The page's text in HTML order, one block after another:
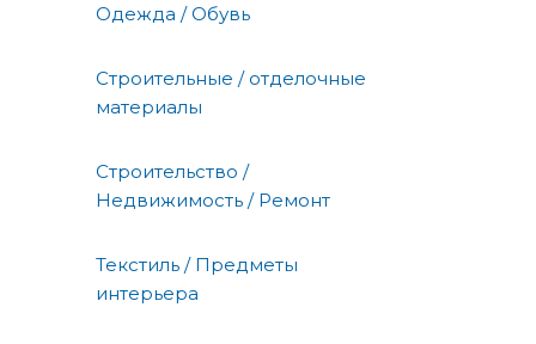
Одежда / Обувь
Строительные / отделочные
материалы
Строительство /
Недвижимость / Ремонт
Текстиль / Предметы
интерьера